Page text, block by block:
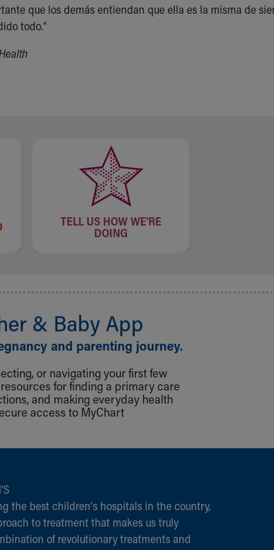
que los demás entiendan que ella es la misma de
todo."
TELL US HOW WE'RE
DOING
& Baby App
and parenting journey.
or navigating your first few
for finding a primary care
and making everyday health
access to MyChart
the best children‘s hospitals in the country,
to treatment that makes us truly
of revolutionary treatments and